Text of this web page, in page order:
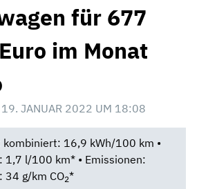
für 677
im Monat
19. JANUAR 2022 UM 18:08
kombiniert: 16,9 kWh/100 km •
1,7 l/100 km* • Emissionen:
34 g/km CO2*